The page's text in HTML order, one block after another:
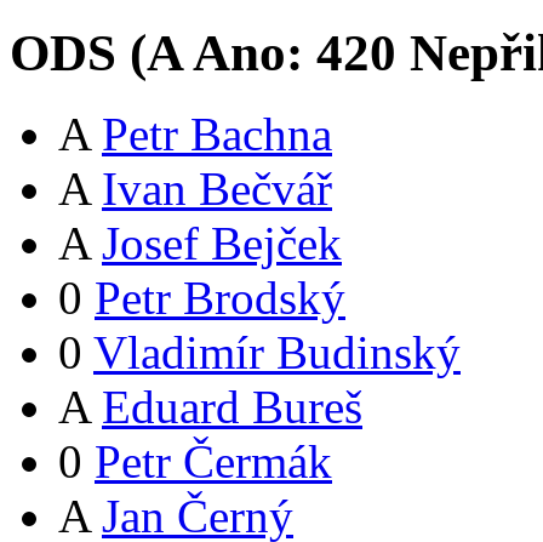
ODS (AAno: 420
A Petr Bachna
A Ivan Bečvář
A Josef Bejček
0 Petr Brodský
0 Vladimír Budinský
A Eduard Bureš
0 Petr Čermák
A Jan Černý